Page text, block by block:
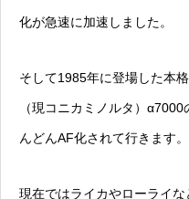
化が急速に加速しました。
そして1985年に登場した本
（現コニカミノルタ）
んどんAF化されて行きます。
現在ではライカやローライ